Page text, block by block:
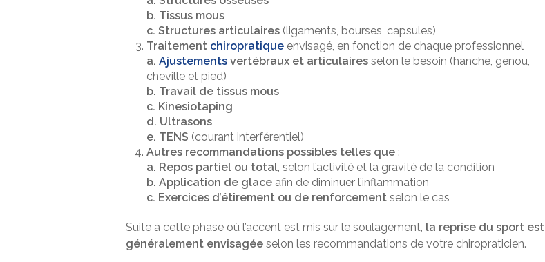
b. Tissus mous
c. Structures articulaires (ligaments, bourses, capsules)
Traitement chiropratique envisagé, en fonction de chaque professionnel
a. Ajustements vertébraux et articulaires selon le besoin (hanche, genou,
cheville et pied)
b. Travail de tissus mous
c. Kinesiotaping
d. Ultrasons
e. TENS (courant interférentiel)
Autres recommandations possibles telles que :
a. Repos partiel ou total, selon l’activité et la gravité de la condition
b. Application de glace afin de diminuer l’inflammation
c. Exercices d’étirement ou de renforcement selon le cas
Suite à cette phase où l’accent est mis sur le soulagement, la reprise du sport est
généralement envisagée selon les recommandations de votre chiropraticien.